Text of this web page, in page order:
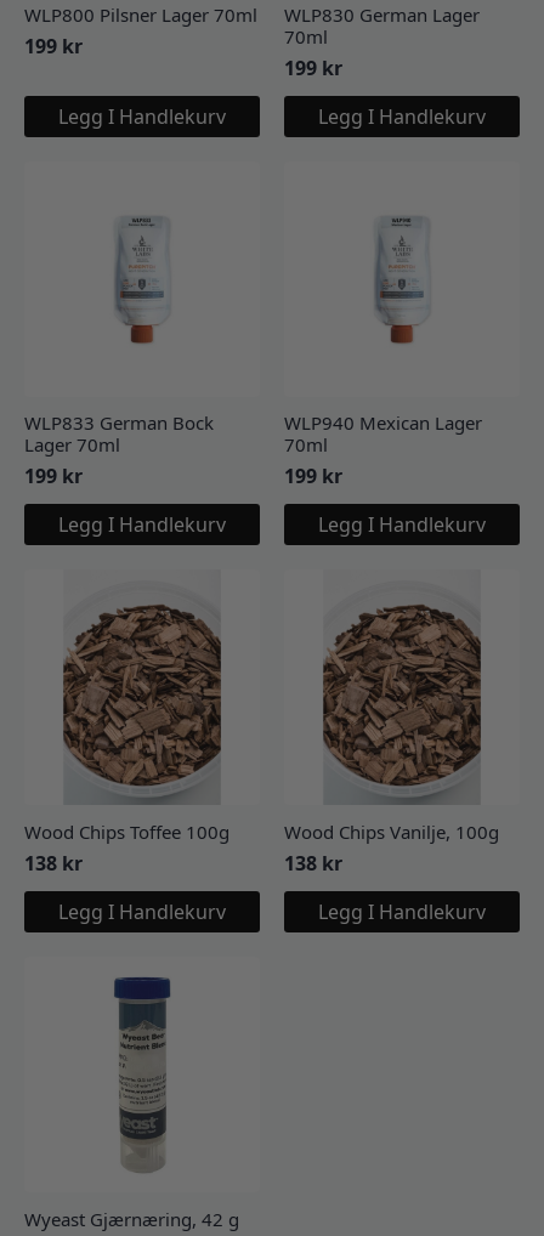
WLP800 Pilsner Lager 70ml
199 kr
Legg I Handlekurv
WLP830 German Lager
70ml
199 kr
Legg I Handlekurv
WLP833 German Bock
Lager 70ml
199 kr
Legg I Handlekurv
WLP940 Mexican Lager
70ml
199 kr
Legg I Handlekurv
Wood Chips Toffee 100g
138 kr
Legg I Handlekurv
Wood Chips Vanilje, 100g
138 kr
Legg I Handlekurv
Wyeast Gjærnæring, 42 g